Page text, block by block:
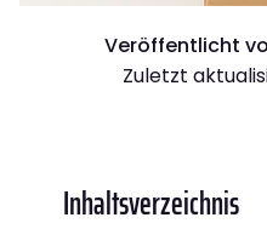
Veröffentlicht
Zuletzt
Inhaltsverzeichnis